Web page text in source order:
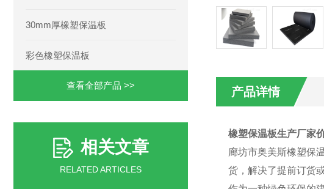
30mm厚橡塑保温板
彩色橡塑保温板
查看全部产品 >>
相关文章
RELATED ARTICLES
产品详情
橡塑保温板生产厂家
廊坊市奥美斯橡塑保
货，解决了提前订货